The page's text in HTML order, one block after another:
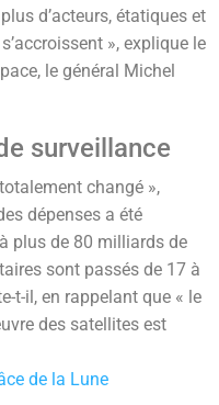
d’acteurs, étatiques et
», explique le
le général Michel
surveillance
changé »,
dépenses a été
plus de 80 milliards de
sont passés de 17 à
t-il, en rappelant que « le
des satellites est
de la Lune